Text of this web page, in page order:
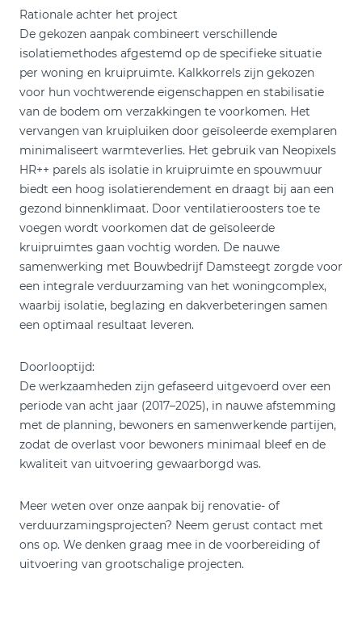
Rationale achter het project
De gekozen aanpak combineert verschillende
isolatiemethodes afgestemd op de specifieke situatie
per woning en kruipruimte. Kalkkorrels zijn gekozen
voor hun vochtwerende eigenschappen en stabilisatie
van de bodem om verzakkingen te voorkomen. Het
vervangen van kruipluiken door geïsoleerde exemplaren
minimaliseert warmteverlies. Het gebruik van Neopixels
HR++ parels als isolatie in kruipruimte en spouwmuur
biedt een hoog isolatierendement en draagt bij aan een
gezond binnenklimaat. Door ventilatieroosters toe te
voegen wordt voorkomen dat de geïsoleerde
kruipruimtes gaan vochtig worden. De nauwe
samenwerking met Bouwbedrijf Damsteegt zorgde voor
een integrale verduurzaming van het woningcomplex,
waarbij isolatie, beglazing en dakverbeteringen samen
een optimaal resultaat leveren.
Doorlooptijd:
De werkzaamheden zijn gefaseerd uitgevoerd over een
periode van acht jaar (2017–2025), in nauwe afstemming
met de planning, bewoners en samenwerkende partijen,
zodat de overlast voor bewoners minimaal bleef en de
kwaliteit van uitvoering gewaarborgd was.
Meer weten over onze aanpak bij renovatie- of
verduurzamingsprojecten? Neem gerust contact met
ons op. We denken graag mee in de voorbereiding of
uitvoering van grootschalige projecten.